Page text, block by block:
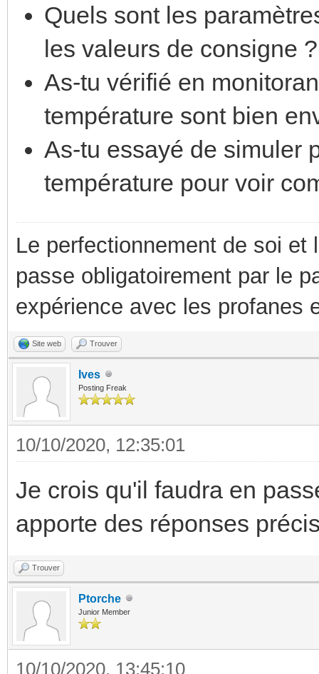
Quels sont les
les valeurs de consigne ?
As-tu vérifié en
température sont bien
As-tu essayé de simuler
température pour voir
Le perfectionnement de soi
passe obligatoirement par le
expérience avec les profanes
Site web Trouver
Ives
Posting Freak
10/10/2020, 12:35:01
Je crois qu'il faudra en
apporte des réponses
Trouver
Ptorche
Junior Member
10/10/2020, 13:45:10